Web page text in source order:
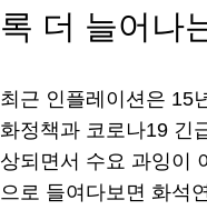
록 더 늘어나
최근 인플레이션은 15
화정책과 코로나19 긴
상되면서 수요 과잉이
으로 들여다보면 화석